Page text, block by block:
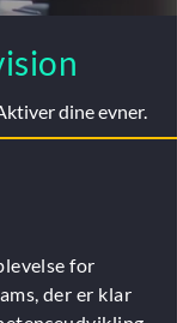
dine evner.
for
der er klar